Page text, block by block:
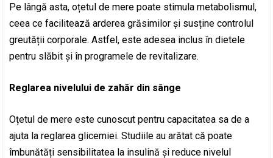
Pe lângă asta, oțetul de mere poate stimula metabolismul,
ceea ce facilitează arderea grăsimilor și susține controlul
greutății corporale. Astfel, este adesea inclus în dietele
pentru slăbit și în programele de revitalizare.
Reglarea nivelului de zahăr din sânge
Oțetul de mere este cunoscut pentru capacitatea sa de a
ajuta la reglarea glicemiei. Studiile au arătat că poate
îmbunătăți sensibilitatea la insulină și reduce nivelul